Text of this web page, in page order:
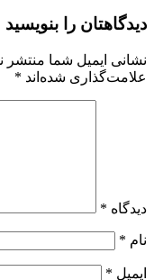
دیدگاهتان را بنویسید
نشانی ایمیل شما منتشر
علامت‌گذاری شده‌اند *
دیدگاه *
نام *
ایمیل *